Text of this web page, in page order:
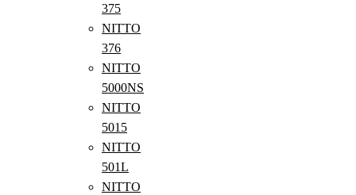
375
NITTO
376
NITTO
5000NS
NITTO
5015
NITTO
501L
NITTO